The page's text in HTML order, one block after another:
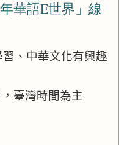
華語E世界」線
、中華文化有興趣
，臺灣時間為主